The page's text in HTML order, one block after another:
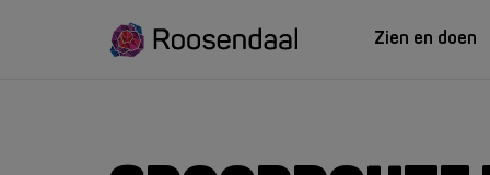
Zien en doen